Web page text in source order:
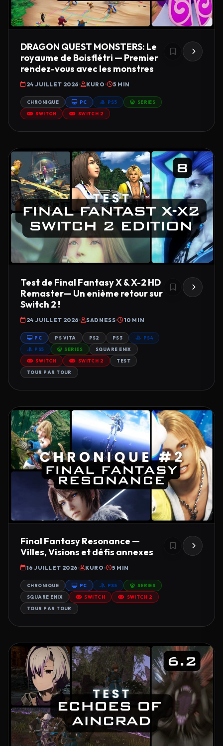
DRAGON QUEST MONSTERS: Le
royaume de Boisflétri — Premier
rendez-vous avec les monstres
24 JUILLET 2026 KURO 5 MIN
CHRONIQUE PC PS5 SERIES
SWITCH SWITCH 2
Test de Final Fantasy X & X-2 HD
Remaster— Un enième retour sur
Switch 2 !
24 JUILLET 2026 SADNESS 10 MIN
PC PS VITA PS2 PS3 PS4
PS5 SERIES SQUARE ENIX
SWITCH SWITCH 2 TEST
TOUR PAR TOUR
Final Fantasy Resonance —
Villes, Visions et défis annexes
16 JUILLET 2026 KURO 5 MIN
CHRONIQUE PC PS5 SERIES
SQUARE ENIX SWITCH SWITCH 2
TOUR PAR TOUR